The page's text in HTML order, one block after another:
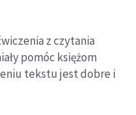
z czytania
pomóc księżom
tekstu jest dobre i